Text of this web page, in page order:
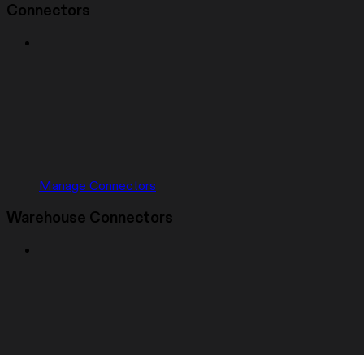
Connectors
Manage Connectors
Warehouse Connectors